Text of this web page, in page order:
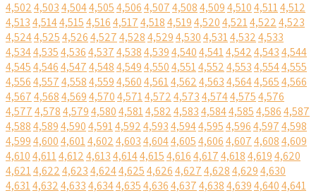
4,5024,5034,5044,5054,5064,5074,5084,5094,5104,5114,512
4,5134,5144,5154,5164,5174,5184,5194,5204,5214,5224,523
4,5244,5254,5264,5274,5284,5294,5304,5314,5324,533
4,5344,5354,5364,5374,5384,5394,5404,5414,5424,5434,544
4,5454,5464,5474,5484,5494,5504,5514,5524,5534,5544,555
4,5564,5574,5584,5594,5604,5614,5624,5634,5644,5654,566
4,5674,5684,5694,5704,5714,5724,5734,5744,5754,576
4,5774,5784,5794,5804,5814,5824,5834,5844,5854,5864,587
4,5884,5894,5904,5914,5924,5934,5944,5954,5964,5974,598
4,5994,6004,6014,6024,6034,6044,6054,6064,6074,6084,609
4,6104,6114,6124,6134,6144,6154,6164,6174,6184,6194,620
4,6214,6224,6234,6244,6254,6264,6274,6284,6294,630
4,6314,6324,6334,6344,6354,6364,6374,6384,6394,6404,641